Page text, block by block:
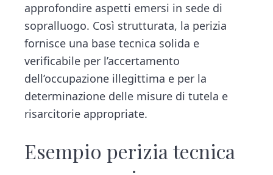
approfondire aspetti emersi in sede di
sopralluogo. Così strutturata, la perizia
fornisce una base tecnica solida e
verificabile per l’accertamento
dell’occupazione illegittima e per la
determinazione delle misure di tutela e
risarcitorie appropriate.
Esempio perizia tecnica